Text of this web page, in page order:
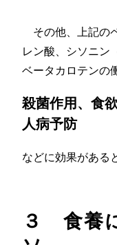
その他、上記の
レン酸、シソニン
ベータカロテンの
殺菌作用、食
人病予防
などに効果がある
３ 食養